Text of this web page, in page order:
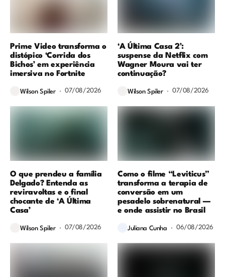
Prime Video transforma o
distópico ‘Corrida dos
Bichos’ em experiência
imersiva no Fortnite
Wilson Spiler 07/08/2026
‘A Última Casa 2’:
suspense da Netflix com
Wagner Moura vai ter
continuação?
Wilson Spiler 07/08/2026
O que prendeu a família
Delgado? Entenda as
reviravoltas e o final
chocante de ‘A Última
Casa’
Wilson Spiler 07/08/2026
Como o filme “Leviticus”
transforma a terapia de
conversão em um
pesadelo sobrenatural —
e onde assistir no Brasil
Juliana Cunha 06/08/2026